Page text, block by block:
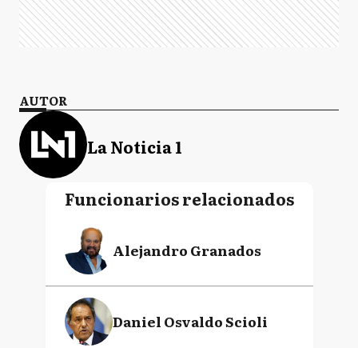
AUTOR
La Noticia 1
Funcionarios relacionados
Alejandro Granados
Daniel Osvaldo Scioli